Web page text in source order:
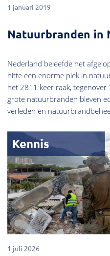
1 januari 2019
Natuurbranden in
Nederland beleefde het
hitte een enorme piek in
het 2811 keer raak,
grote natuurbranden bleven
verleden en
Kennis
1 juli 2026